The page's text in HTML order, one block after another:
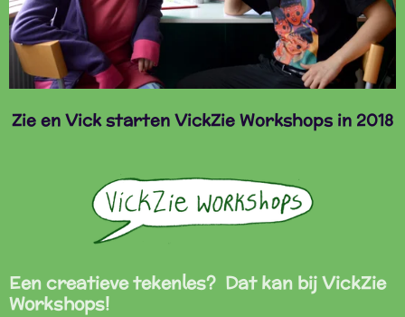
Zie en Vick starten VickZie Workshops in 2018
Een creatieve tekenles? Dat kan bij VickZie
Workshops!